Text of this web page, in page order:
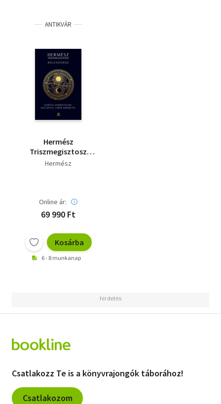
ANTIKVÁR
Hermész
Triszmegisztosz
bölcsessége
Hermész
Online ár:
69 990 Ft
Kosárba
6 - 8 munkanap
Csatlakozz Te is a könyvrajongók táborához!
Csatlakozom